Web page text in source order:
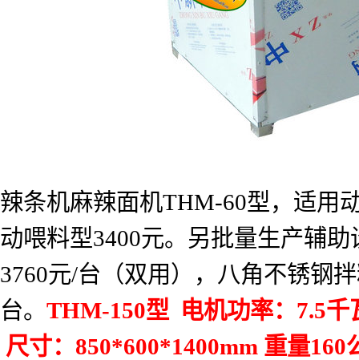
辣条机麻辣面机THM-60型，适用
动喂料型3400元。另批量生产辅助
3760元/台（双用），八角不锈钢
台。 THM-150型 电机功率： 7.5千
尺寸： 850*600*1400mm 重量160